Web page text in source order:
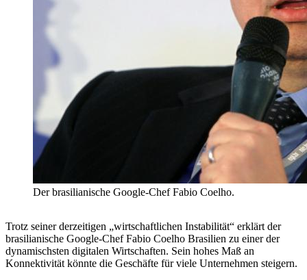
Der brasilianische Google-Chef Fabio Coelho.
Trotz seiner derzeitigen „wirtschaftlichen Instabilität“ erklärt der
brasilianische Google-Chef Fabio Coelho Brasilien zu einer der
dynamischsten digitalen Wirtschaften. Sein hohes Maß an
Konnektivität könnte die Geschäfte für viele Unternehmen steigern.